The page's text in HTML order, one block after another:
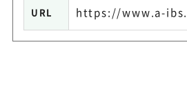
URL https://www.a-